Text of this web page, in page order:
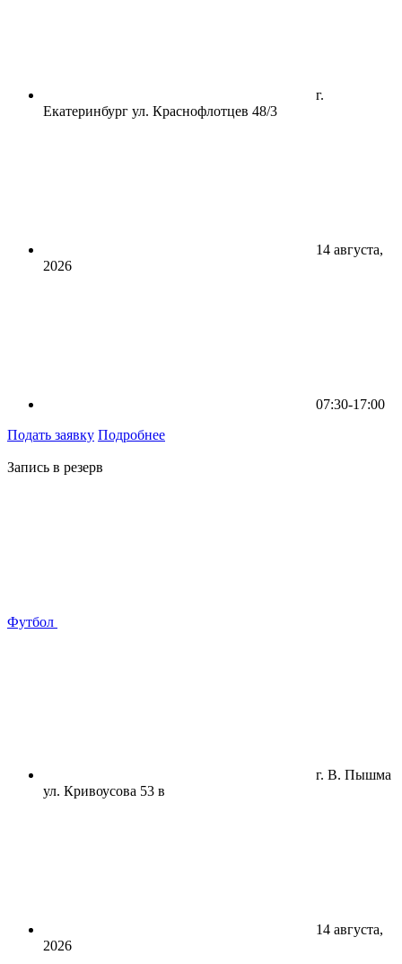
г.
Екатеринбург ул. Краснофлотцев 48/3
14 августа,
2026
07:30-17:00
Подать заявку Подробнее
Запись в резерв
Футбол
г. В. Пышма
ул. Кривоусова 53 в
14 августа,
2026